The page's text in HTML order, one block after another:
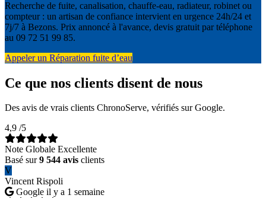
Recherche de fuite, canalisation, chauffe-eau, radiateur, robinet ou
compteur : un artisan de confiance intervient en urgence 24h/24 et
7j/7 à Bezons. Prix annoncé à l'avance, devis gratuit par téléphone
au 09 72 51 99 85.
Appeler un Réparation fuite d’eau
Ce que nos clients disent de nous
Des avis de vrais clients ChronoServe, vérifiés sur Google.
4,9 /5
Note Globale Excellente
Basé sur9 544 avis clients
V
Vincent Rispoli
Google il y a 1 semaine